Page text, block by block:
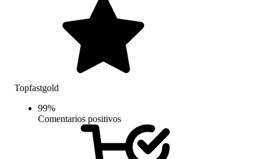
Topfastgold
99%
Comentarios positivos